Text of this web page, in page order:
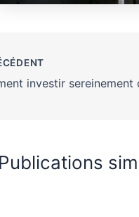
Publications